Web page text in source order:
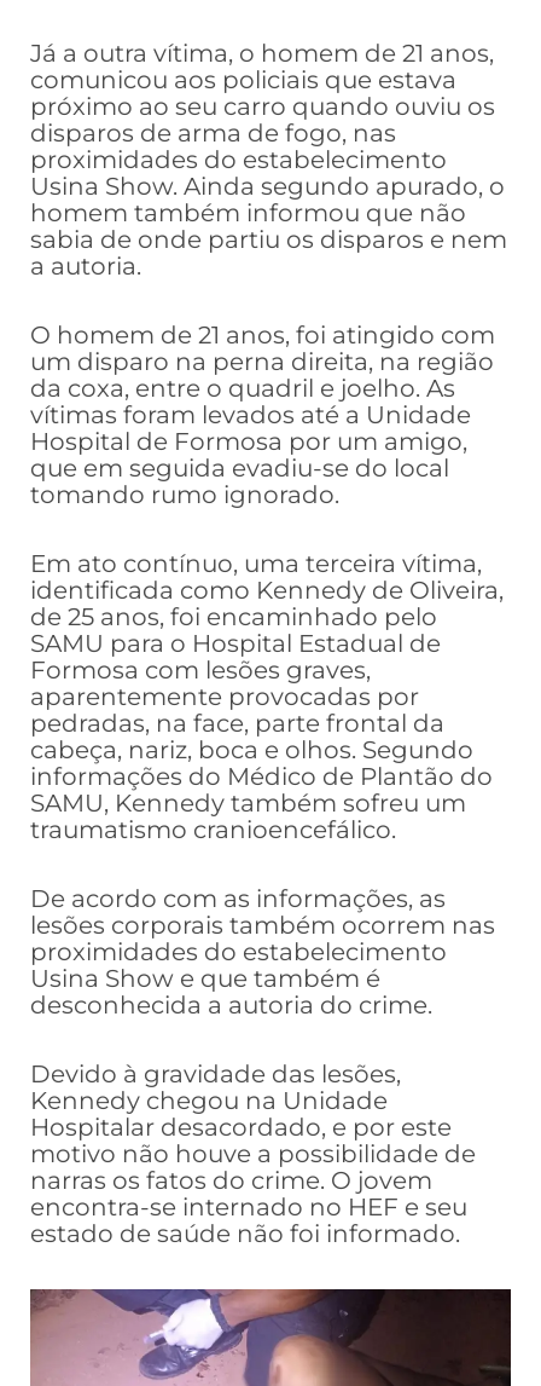
Já a outra vítima, o homem de 21 anos,
comunicou aos policiais que estava
próximo ao seu carro quando ouviu os
disparos de arma de fogo, nas
proximidades do estabelecimento
Usina Show. Ainda segundo apurado, o
homem também informou que não
sabia de onde partiu os disparos e nem
a autoria.
O homem de 21 anos, foi atingido com
um disparo na perna direita, na região
da coxa, entre o quadril e joelho. As
vítimas foram levados até a Unidade
Hospital de Formosa por um amigo,
que em seguida evadiu-se do local
tomando rumo ignorado.
Em ato contínuo, uma terceira vítima,
identificada como Kennedy de Oliveira,
de 25 anos, foi encaminhado pelo
SAMU para o Hospital Estadual de
Formosa com lesões graves,
aparentemente provocadas por
pedradas, na face, parte frontal da
cabeça, nariz, boca e olhos. Segundo
informações do Médico de Plantão do
SAMU, Kennedy também sofreu um
traumatismo cranioencefálico.
De acordo com as informações, as
lesões corporais também ocorrem nas
proximidades do estabelecimento
Usina Show e que também é
desconhecida a autoria do crime.
Devido à gravidade das lesões,
Kennedy chegou na Unidade
Hospitalar desacordado, e por este
motivo não houve a possibilidade de
narras os fatos do crime. O jovem
encontra-se internado no HEF e seu
estado de saúde não foi informado.